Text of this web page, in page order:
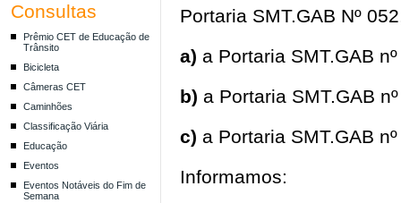
Consultas
Prêmio CET de Educação de
Trânsito
Bicicleta
Câmeras CET
Caminhões
Classificação Viária
Educação
Eventos
Eventos Notáveis do Fim de
Semana
Portaria SMT.GAB Nº
a) a Portaria SMT.GAB
b) a Portaria SMT.GAB
c) a Portaria SMT.GAB
Informamos: